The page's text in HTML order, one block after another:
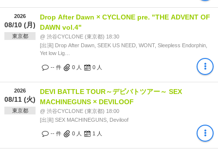
2026
08/10 (月)
東京都
Drop After Dawn × CYCLONE pre. "THE ADVENT OF
DAWN vol.4"
@ 渋谷CYCLONE (東京都) 18:30
[出演] Drop After Dawn, SEEK US NEED, WONT, Sleepless Endorphin,
Yet low Lig…
-- 件 0 人 0 人
2026
08/11 (火)
東京都
DEVI BATTLE TOUR～デビバトツアー～ SEX
MACHINEGUNS × DEVILOOF
@ 渋谷CYCLONE (東京都) 18:00
[出演] SEX MACHINEGUNS, Deviloof
-- 件 0 人 1 人